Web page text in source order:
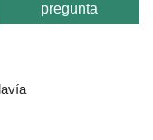
pregunta